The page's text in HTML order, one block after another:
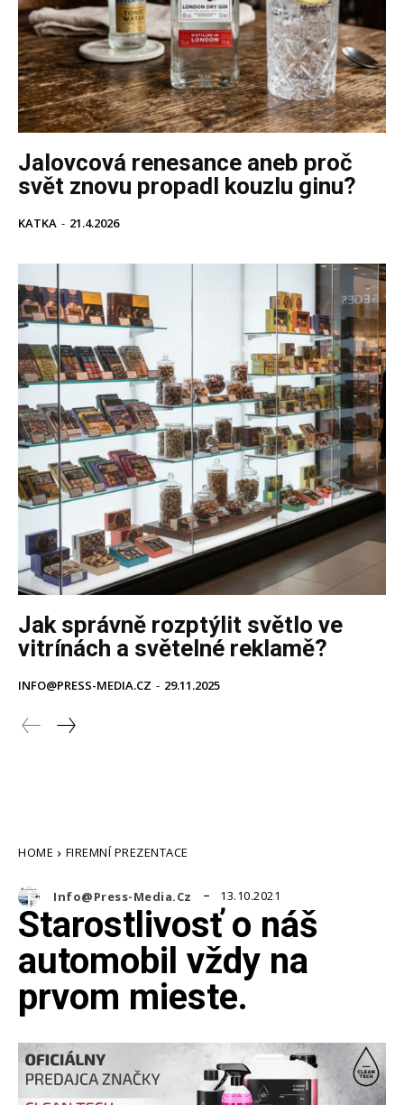
Jalovcová renesance aneb proč
svět znovu propadl kouzlu ginu?
KATKA - 21.4.2026
Jak správně rozptýlit světlo ve
vitrínách a světelné reklamě?
INFO@PRESS-MEDIA.CZ - 29.11.2025